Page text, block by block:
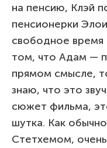
на пенсию, Клэй
пенсионерки
свободное
том, что Адам —
прямом смысле,
знаю, что это
сюжет фильма,
шутка. Как
Стетхемом,